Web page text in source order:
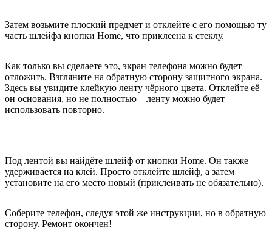
Затем возьмите плоский предмет и отклейте с его помощью ту
часть шлейфа кнопки Home, что приклеена к стеклу.
Как только вы сделаете это, экран телефона можно будет
отложить. Взгляните на обратную сторону защитного экрана.
Здесь вы увидите клейкую ленту чёрного цвета. Отклейте её
он основания, но не полностью – ленту можно будет
использовать повторно.
Под лентой вы найдёте шлейф от кнопки Home. Он также
удерживается на клей. Просто отклейте шлейф, а затем
установите на его место новый (приклеивать не обязательно).
Соберите телефон, следуя этой же инструкции, но в обратную
сторону. Ремонт окончен!